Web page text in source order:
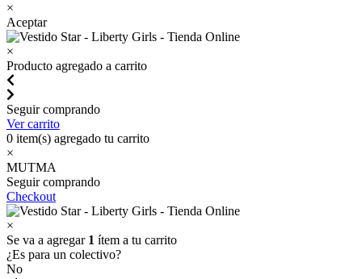
×
Aceptar
×
Producto agregado a carrito
Seguir comprando
Ver carrito
0 item(s) agregado tu carrito
×
MUTMA
Seguir comprando
Checkout
×
Se va a agregar 1 ítem a tu carrito
¿Es para un colectivo?
No